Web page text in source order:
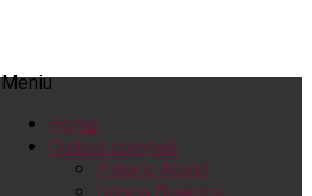
Meniu
Home
Cultură creștină
Pateric Atonit